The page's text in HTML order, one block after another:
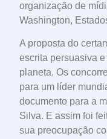
organização de
Washington,
A proposta do
escrita persuasiva
planeta. Os
para um líder
documento para a
Silva. E assim foi
sua preocupação